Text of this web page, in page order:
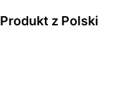
Produkt z Polski